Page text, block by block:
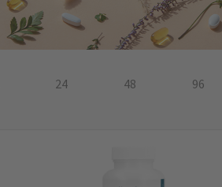
24 48 96